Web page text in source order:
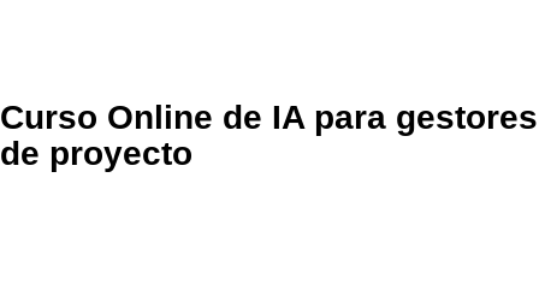
Curso Online de IA para gestores
de proyecto